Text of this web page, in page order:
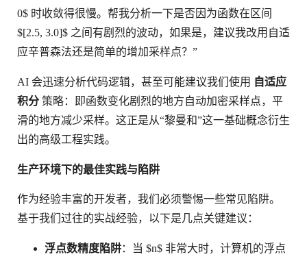
0$ 时收敛得很慢。帮我分析一下是否因为函数在区间
$[2.5, 3.0]$ 之间有剧烈的波动，如果是，建议我改用自适
应辛普森法还是简单的增加采样点？”
AI 会迅速分析代码逻辑，甚至可能建议我们使用 自适应
积分 策略：即函数变化剧烈的地方自动加密采样点，平
滑的地方减少采样。这正是从“黎曼和”这一基础概念衍生
出的高级工程实践。
生产环境下的最佳实践与陷阱
作为经验丰富的开发者，我们必须警惕一些常见陷阱。
基于我们过往的实战经验，以下是几点关键建议：
浮点数精度陷阱：当 $n$ 非常大时，计算机的浮点